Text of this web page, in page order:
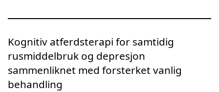
Kognitiv atferdsterapi for samtidig
rusmiddelbruk og depresjon
sammenliknet med forsterket vanlig
behandling